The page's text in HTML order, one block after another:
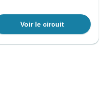
Voir le circuit